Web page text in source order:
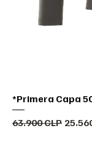
*Primera Capa
Precio
63.900 CLP